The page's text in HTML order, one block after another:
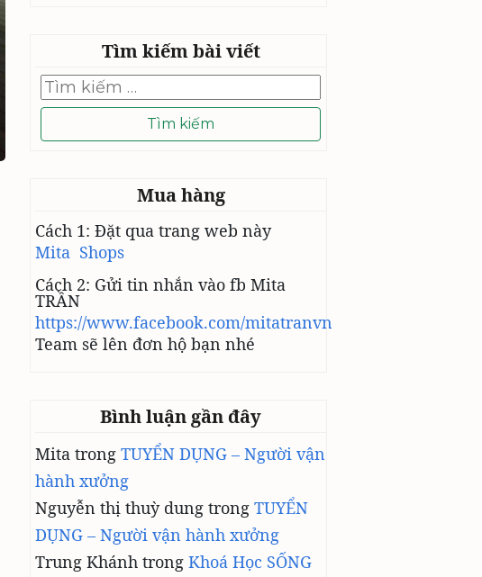
Tìm kiếm bài viết
Tìm
kiếm
cho:
Mua hàng
Cách 1: Đặt qua trang web này
Mita Shops
Cách 2: Gửi tin nhắn vào fb Mita
TRẦN
https://www.facebook.com/mitatranvn
Team sẽ lên đơn hộ bạn nhé
Bình luận gần đây
Mita trong TUYỂN DỤNG – Người vận
hành xưởng
Nguyễn thị thuỳ dung trong TUYỂN
DỤNG – Người vận hành xưởng
Trung Khánh trong Khoá Học SỐNG